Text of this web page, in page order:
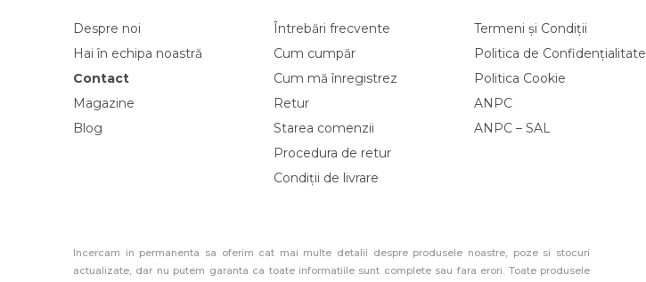
Despre noi
Hai în echipa noastră
Contact
Magazine
Blog
Întrebări frecvente
Cum cumpăr
Cum mă înregistrez
Retur
Starea comenzii
Procedura de retur
Condiții de livrare
Termeni și Condiții
Politica de Confidențialitate
Politica Cookie
ANPC
ANPC – SAL
Incercam in permanenta sa oferim cat mai multe detalii despre produsele noastre, poze si stocuri
actualizate, dar nu putem garanta ca toate informatiile sunt complete sau fara erori. Toate produsele